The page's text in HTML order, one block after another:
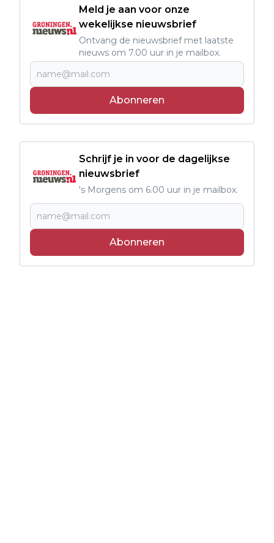
Meld je aan voor onze
wekelijkse nieuwsbrief
Ontvang de nieuwsbrief met laatste
nieuws om 7.00 uur in je mailbox.
Abonneren
Schrijf je in voor de dagelijkse
nieuwsbrief
's Morgens om 6.00 uur in je mailbox.
Abonneren